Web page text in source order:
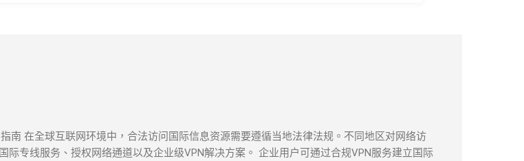
南 在全球互联网环境中，合法访问国际信息资源需要遵循当地法律法规。不同地区对网络访
专线服务、授权网络通道以及企业级VPN解决方案。 企业用户可通过合规VPN服务建立国际